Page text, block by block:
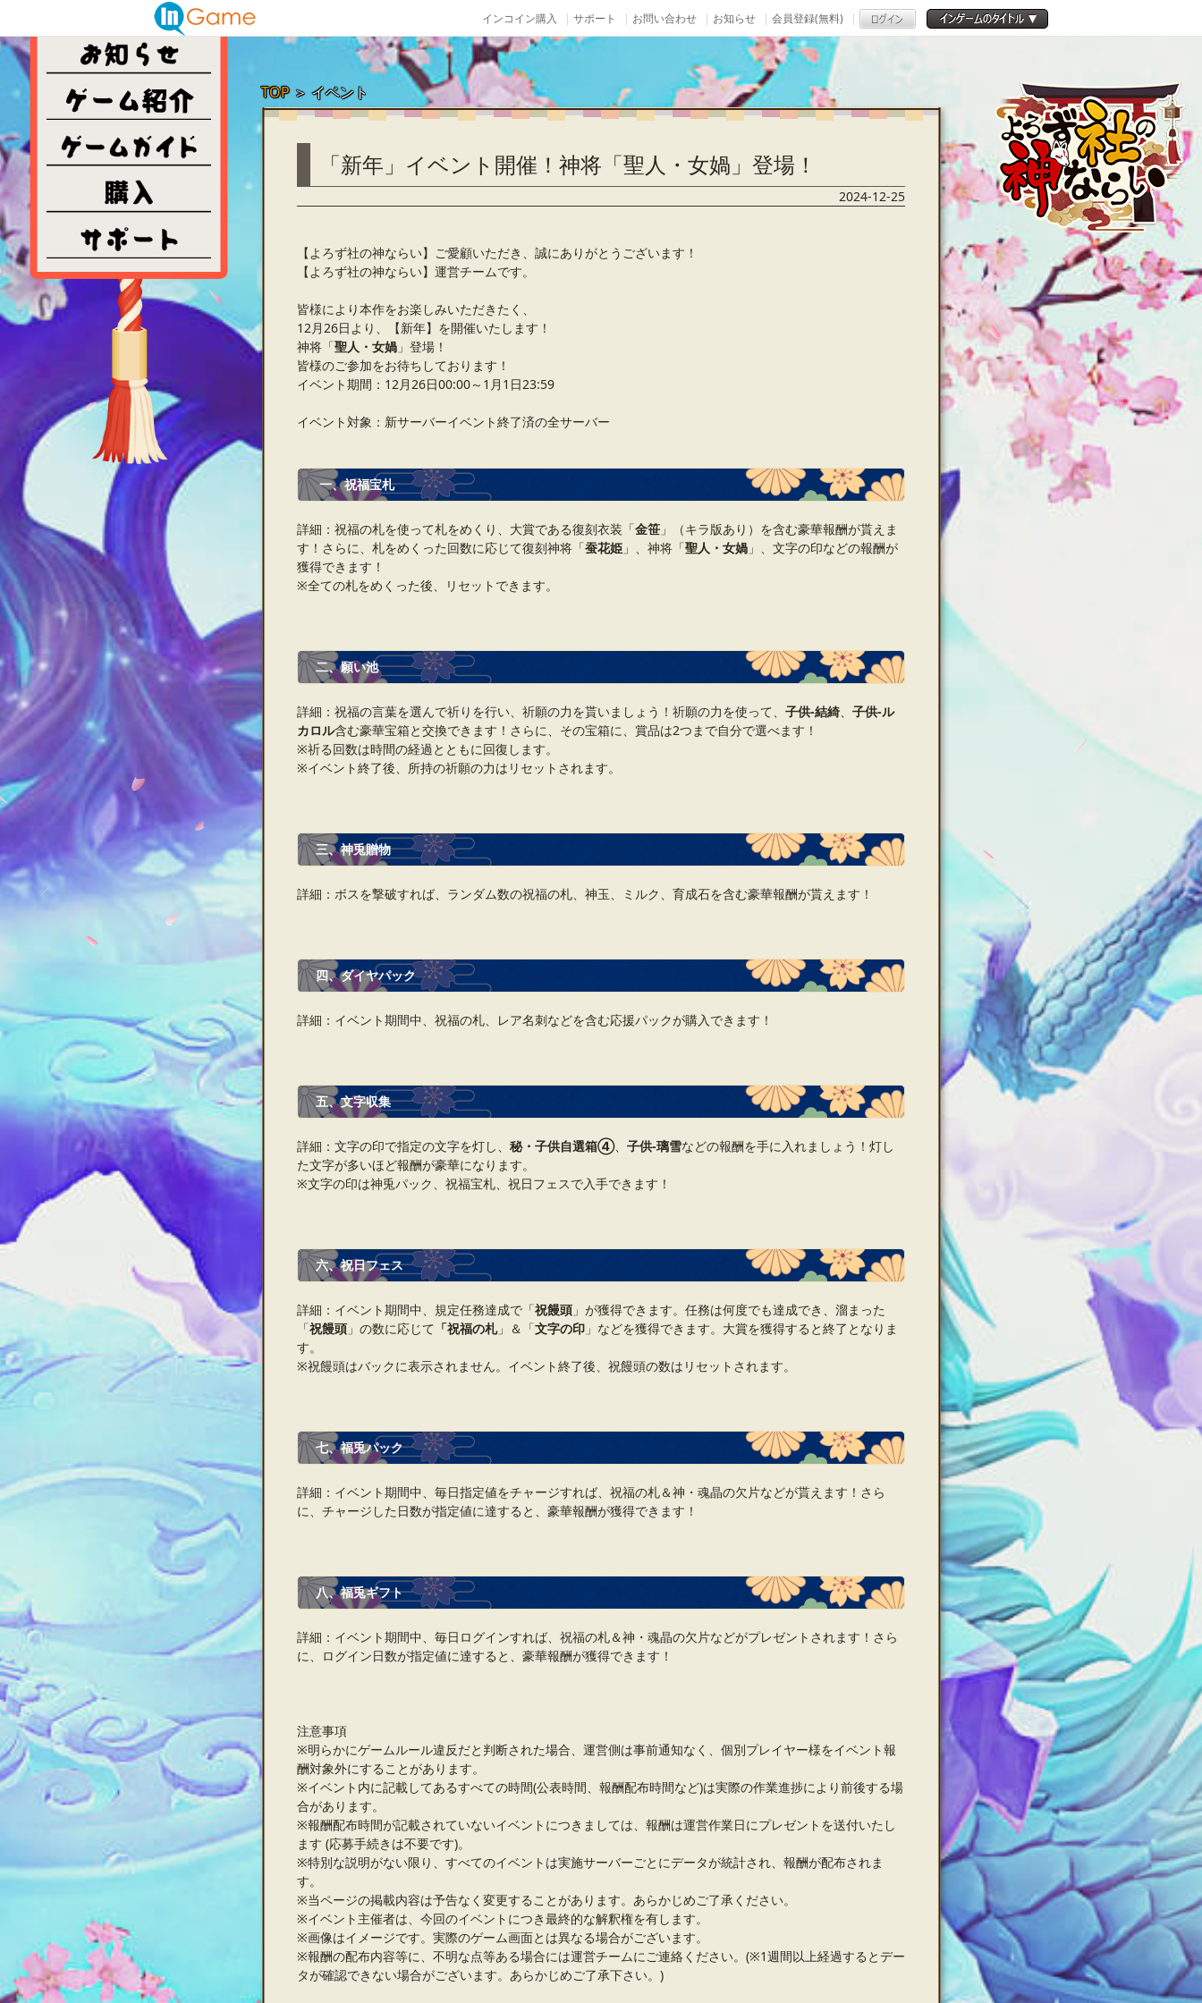
インコイン購入 サポート お問い合わせ お知らせ 会員登録(無料)
TOP＞ イベント
「新年」イベント開催！神将「聖人・女媧」登場！
2024-12-25
【よろず社の神ならい】ご愛顧いただき、誠にありがとうございます！
【よろず社の神ならい】運営チームです。
皆様により本作をお楽しみいただきたく、
12月26日より、【新年】を開催いたします！
神将「聖人・女媧 」登場！
皆様のご参加をお待ちしております！
イベント期間：12月26日00:00～1月1日23:59
イベント対象：新サーバーイベント終了済の全サーバー
一、祝福宝札
詳細：祝福の札を使って札をめくり、大賞である復刻衣装「金笹 」（キラ版あり）を含む豪華報酬が貰えま
す！さらに、札をめくった回数に応じて復刻神将「蚕花姫 」、神将「聖人・女媧 」、文字の印などの報酬が
獲得できます！
※全ての札をめくった後、リセットできます。
二、願い池
詳細：祝福の言葉を選んで祈りを行い、祈願の力を貰いましょう！祈願の力を使って、 子供‐結綺、 子供‐ル
カロル含む豪華宝箱と交換できます！さらに、その宝箱に、賞品は2つまで自分で選べます！
※祈る回数は時間の経過とともに回復します。
※イベント終了後、所持の祈願の力はリセットされます。
三、神兎贈物
詳細：ボスを撃破すれば、ランダム数の祝福の札、神玉、ミルク、育成石を含む豪華報酬が貰えます！
四、ダイヤパック
詳細：イベント期間中、祝福の札、レア名刺などを含む応援パックが購入できます！
五、文字収集
詳細：文字の印で指定の文字を灯し、 秘・子供自選箱④、 子供‐璃雪などの報酬を手に入れましょう！灯し
た文字が多いほど報酬が豪華になります。
※文字の印は神兎パック、祝福宝札、祝日フェスで入手できます！
六、祝日フェス
詳細：イベント期間中、規定任務達成で「祝饅頭 」が獲得できます。任務は何度でも達成でき、溜まった
「祝饅頭 」の数に応じて 「祝福の札」＆「文字の印 」などを獲得できます。大賞を獲得すると終了となりま
す。
※祝饅頭はバックに表示されません。イベント終了後、祝饅頭の数はリセットされます。
七、福兎パック
詳細：イベント期間中、毎日指定値をチャージすれば、祝福の札＆神・魂晶の欠片などが貰えます！さら
に、チャージした日数が指定値に達すると、豪華報酬が獲得できます！
八、福兎ギフト
詳細：イベント期間中、毎日ログインすれば、祝福の札＆神・魂晶の欠片などがプレゼントされます！さら
に、ログイン日数が指定値に達すると、豪華報酬が獲得できます！
注意事項
※明らかにゲームルール違反だと判断された場合、運営側は事前通知なく、個別プレイヤー様をイベント報
酬対象外にすることがあります。
※イベント内に記載してあるすべての時間(公表時間、報酬配布時間など)は実際の作業進捗により前後する場
合があります。
※報酬配布時間が記載されていないイベントにつきましては、報酬は運営作業日にプレゼントを送付いたし
ます (応募手続きは不要です)。
※特別な説明がない限り、すべてのイベントは実施サーバーごとにデータが統計され、報酬が配布されま
す。
※当ページの掲載内容は予告なく変更することがあります。あらかじめご了承ください。
※イベント主催者は、今回のイベントにつき最終的な解釈権を有します。
※画像はイメージです。実際のゲーム画面とは異なる場合がございます。
※報酬の配布内容等に、不明な点等ある場合には運営チームにご連絡ください。(※1週間以上経過するとデー
タが確認できない場合がございます。あらかじめご了承下さい。)